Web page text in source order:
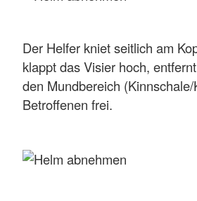
Der Helfer kniet seitlich am
klappt das Visier hoch,
den Mundbereich
Betroffenen frei.